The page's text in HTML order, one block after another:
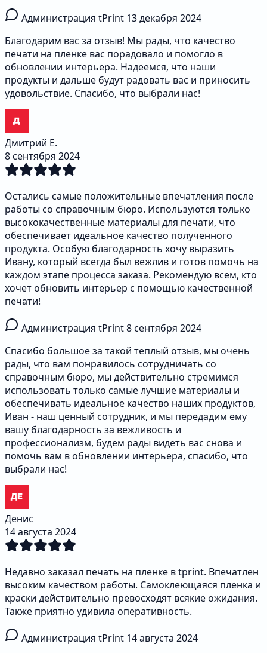
Администрация tPrint 13 декабря 2024
Благодарим вас за отзыв! Мы рады, что качество
печати на пленке вас порадовало и помогло в
обновлении интерьера. Надеемся, что наши
продукты и дальше будут радовать вас и приносить
удовольствие. Спасибо, что выбрали нас!
Дмитрий Е.
8 сентября 2024
Остались самые положительные впечатления после
работы со справочным бюро. Используются только
высококачественные материалы для печати, что
обеспечивает идеальное качество полученного
продукта. Особую благодарность хочу выразить
Ивану, который всегда был вежлив и готов помочь на
каждом этапе процесса заказа. Рекомендую всем, кто
хочет обновить интерьер с помощью качественной
печати!
Администрация tPrint8 сентября 2024
Спасибо большое за такой теплый отзыв, мы очень
рады, что вам понравилось сотрудничать со
справочным бюро, мы действительно стремимся
использовать только самые лучшие материалы и
обеспечивать идеальное качество наших продуктов,
Иван - наш ценный сотрудник, и мы передадим ему
вашу благодарность за вежливость и
профессионализм, будем рады видеть вас снова и
помочь вам в обновлении интерьера, спасибо, что
выбрали нас!
Денис
14 августа 2024
Недавно заказал печать на пленке в tprint. Впечатлен
высоким качеством работы. Самоклеющаяся пленка и
краски действительно превосходят всякие ожидания.
Также приятно удивила оперативность.
Администрация tPrint 14 августа 2024